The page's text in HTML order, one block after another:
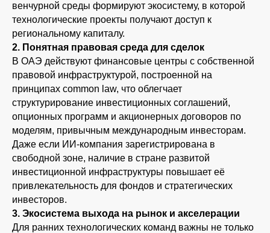
венчурной среды формируют экосистему, в которой
технологические проекты получают доступ к
региональному капиталу.
2. Понятная правовая среда для сделок
В ОАЭ действуют финансовые центры с собственной
правовой инфраструктурой, построенной на
принципах common law, что облегчает
структурирование инвестиционных соглашений,
опционных программ и акционерных договоров по
моделям, привычным международным инвесторам.
Даже если ИИ-компания зарегистрирована в
свободной зоне, наличие в стране развитой
инвестиционной инфраструктуры повышает её
привлекательность для фондов и стратегических
инвесторов.
3. Экосистема выхода на рынок и акселерации
Для ранних технологических команд важны не только